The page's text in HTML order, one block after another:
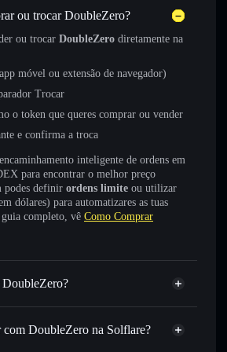
ou trocar DoubleZero?
ou trocar DoubleZero diretamente na
móvel ou extensão de navegador)
Trocar
o token que queres comprar ou vender
e confirma a troca
inteligente de ordens em
para encontrar o melhor preço
podes definir ordens limite ou utilizar
dólares) para automatizares as tuas
guia completo, vê Como Comprar
verificado
com DoubleZero na Solflare?